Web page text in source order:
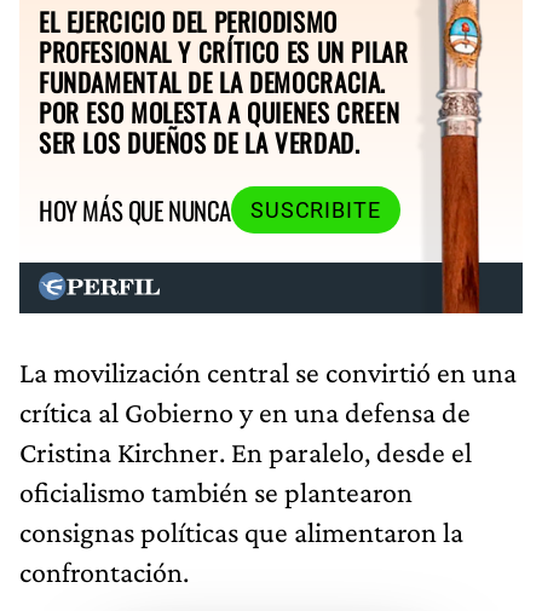
EL EJERCICIO DEL PERIODISMO
PROFESIONAL Y CRÍTICO ES UN PILAR
FUNDAMENTAL DE LA DEMOCRACIA.
POR ESO MOLESTA A QUIENES CREEN
SER LOS DUEÑOS DE LA VERDAD.
HOY MÁS QUE NUNCA
SUSCRIBITE
La movilización central se convirtió en una
crítica al Gobierno y en una defensa de
Cristina Kirchner. En paralelo, desde el
oficialismo también se plantearon
consignas políticas que alimentaron la
confrontación.